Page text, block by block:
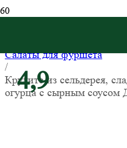
Салаты для фуршета
/
Крудите из сельдерея,
огурца с сырным соусом
4,9